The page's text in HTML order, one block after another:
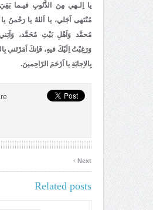
يا اِلـهي مِنَ الذُّنُوبِ فيـما
مُنْتَهى اَجَلي، يا اَللهُ يا رَحْمنُ
مُحمَّد وَاَهْلِ بَيْتِ مُحَمَّد،
وَرَغِبْتُ اِلَيْكَ فيهِ، فَاِنكَ اَمَرْتَني
بِالاِجابَةِ يا اَرْحَمَ الرّاحِمينَ.
Next
›
Related posts